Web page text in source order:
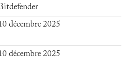
décembre 2025
décembre 2025